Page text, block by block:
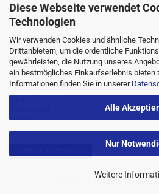
Diese Webseite verwendet
Technologien
Wir verwenden Cookies und ähnliche
Drittanbietern, um die ordentliche
gewährleisten, die Nutzung unseres
ein bestmögliches Einkaufserlebnis bieten
Informationen finden Sie in unserer
Alle
Nur
Weitere
Kategorien
Unterwäsche
Nachtwäsche
Sportwäsche
Homewear
Bademoden
Übergrössen
Strümpfe/Socken
Marken